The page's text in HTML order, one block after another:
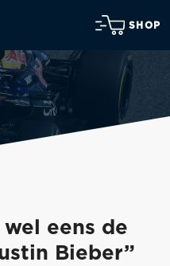
SHOP
eens de
Bieber”